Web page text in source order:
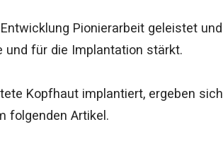
Pionierarbeit geleistet und
und für die Implantation stärkt.
Kopfhaut implantiert, ergeben sich
folgenden Artikel.